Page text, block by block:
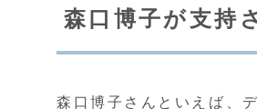
森口博子が支持
森口博子さんといえば、